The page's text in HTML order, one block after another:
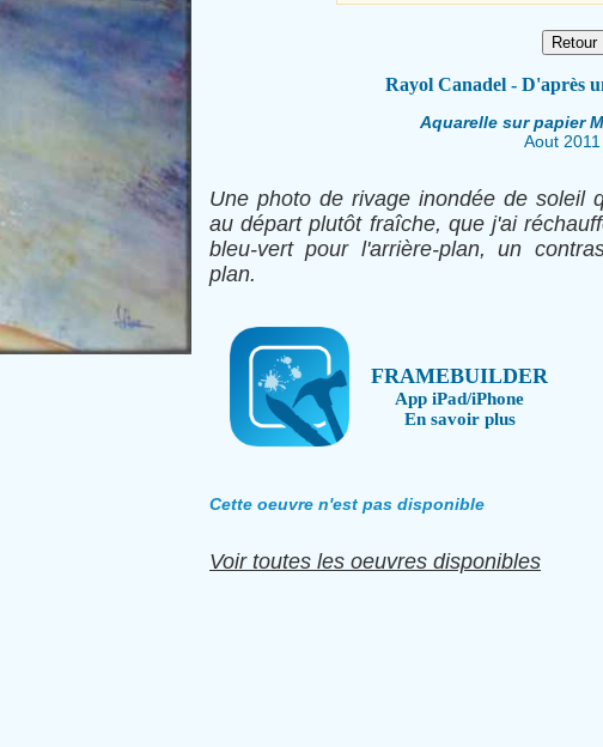
Rayol Canadel - D'après
Aquarelle sur papier
Aout 2011
Une photo de rivage inondée de soleil
au départ plutôt fraîche, que j'ai
bleu-vert pour l'arrière-plan, un
plan.
FRAMEBUILDER
App iPad/iPhone
En savoir plus
Cette oeuvre n'est pas disponible
Voir toutes les oeuvres disponibles